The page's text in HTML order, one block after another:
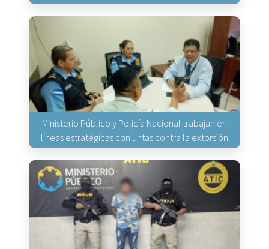
Ministerio Público y Policía Nacional trabajan en
líneas estratégicas conjuntas contra la extorsión